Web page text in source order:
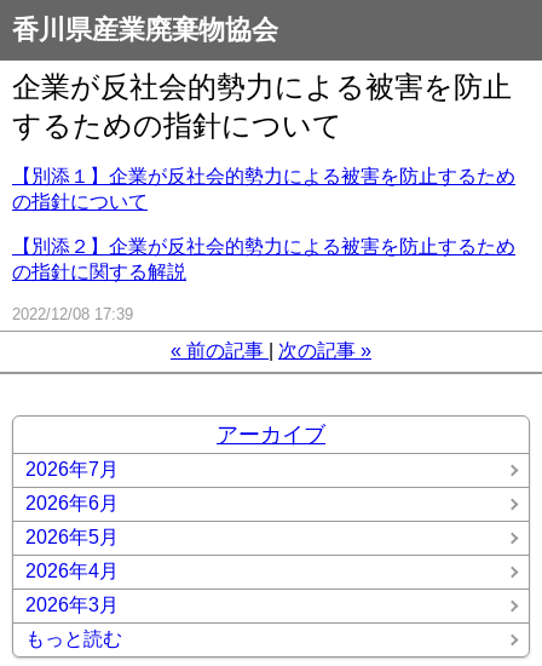
香川県産業廃棄物協会
企業が反社会的勢力による被害を防止
するための指針について
【別添１】企業が反社会的勢力による被害を防止するため
の指針について
【別添２】企業が反社会的勢力による被害を防止するため
の指針に関する解説
2022/12/08 17:39
« 前の記事 次の記事 »
アーカイブ
2026年7月
2026年6月
2026年5月
2026年4月
2026年3月
もっと読む